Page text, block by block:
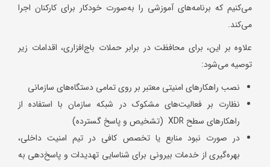
می‌کنیم که برنامه‌های آموزشی را به‌صورت خودکار برای کارکنان اجرا
می‌کند.
علاوه بر این، برای محافظت در برابر حملات باج‌افزاری، اقدامات زیر
توصیه می‌شود:
نصب راهکارهای امنیتی معتبر بر روی تمامی دستگاه‌های سازمانی
نظارت بر فعالیت‌های مشکوک در شبکه سازمان با استفاده از
راهکارهای سطح XDR (تشخیص و پاسخ گسترده)
در صورت نبود منابع یا تخصص کافی در تیم امنیت داخلی،
بهره‌گیری از خدمات بیرونی برای شناسایی تهدیدات و پاسخ‌دهی به